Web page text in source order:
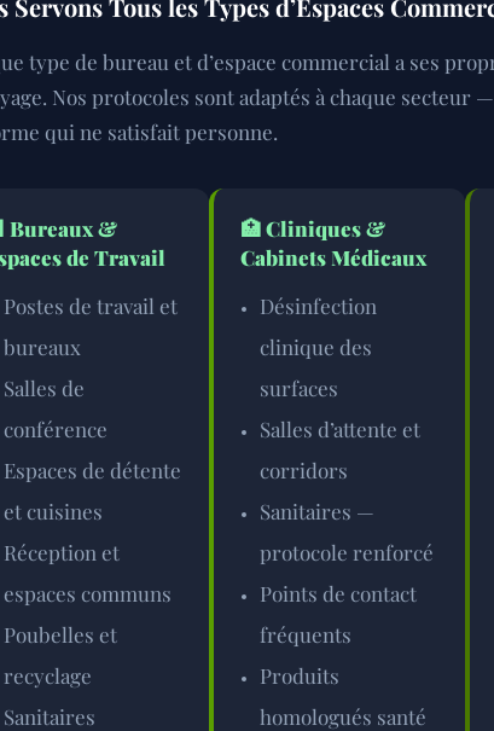
Servons Tous les Types d’Espaces
type de bureau et d’espace commercial a ses
Nos protocoles sont adaptés à chaque secteur
qui ne satisfait personne.
Bureaux &
de Travail
Postes de travail et
bureaux
Salles de
conférence
Espaces de détente
et cuisines
Réception et
espaces communs
Poubelles et
recyclage
Sanitaires
🏥Cliniques &
Cabinets Médicaux
Désinfection
clinique des
surfaces
Salles d’attente et
corridors
Sanitaires —
protocole renforcé
Points de contact
fréquents
Produits
homologués santé